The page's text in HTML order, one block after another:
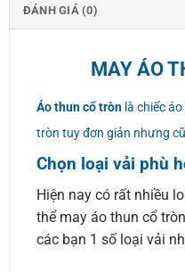
ĐÁNH GIÁ (0)
MAY ÁO
Áo thun cổ trònlà chiếc
tròn tuy đơn giản nhưng
Chọn loại vải phù
Hiện nay có rất nhiều
thể may áo thun cổ
các bạn 1 số loại vải